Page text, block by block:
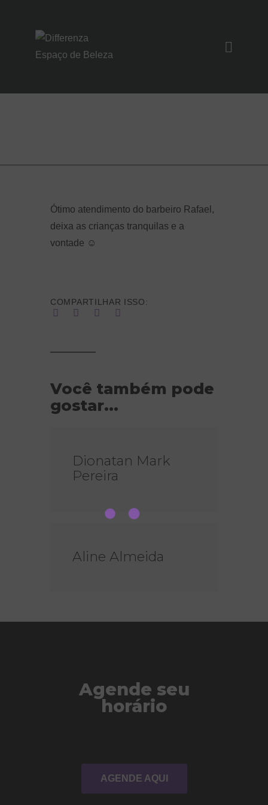
SOBRE NÓS
NOIVAS/EVENTO
CONTATO
Ótimo atendimento do barbeiro Rafael,
deixa as crianças tranquilas e a
vontade ☺️
COMPARTILHAR ISSO:
Você também pode
gostar...
Dionatan Mark
Pereira
Aline Almeida
Agende seu
horário
AGENDE AQUI